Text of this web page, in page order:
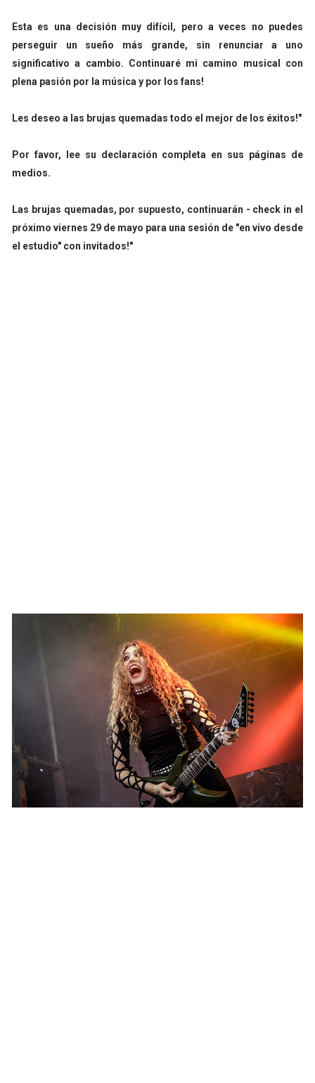
Esta es una decisión muy difícil, pero a veces no puedes
perseguir un sueño más grande, sin renunciar a uno
significativo a cambio. Continuaré mi camino musical con
plena pasión por la música y por los fans!
Les deseo a las brujas quemadas todo el mejor de los éxitos!"
Por favor, lee su declaración completa en sus páginas de
medios.
Las brujas quemadas, por supuesto, continuarán - check in el
próximo viernes 29 de mayo para una sesión de "en vivo desde
el estudio" con invitados!"